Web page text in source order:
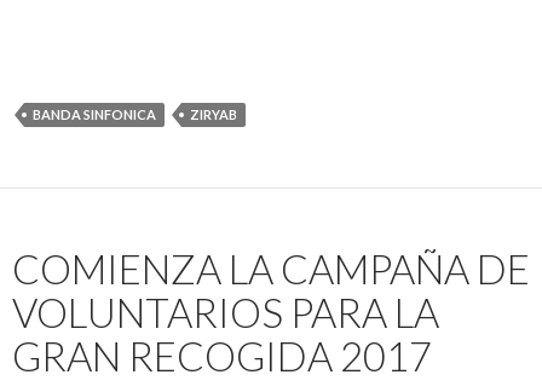
BANDA SINFONICA ZIRYAB
COMIENZA LA CAMPAÑA DE
VOLUNTARIOS PARA LA
GRAN RECOGIDA 2017